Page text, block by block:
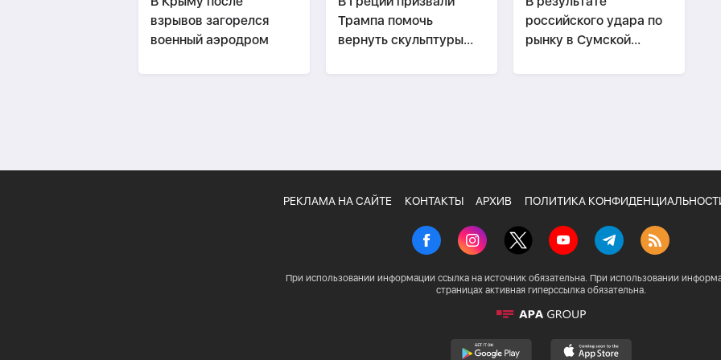
взрывов загорелся
военный аэродром
Трампа помочь
вернуть скульптуры
российского удара по
рынку в Сумской
человек
РЕКЛАМА НА САЙТЕ КОНТАКТЫ АРХИВ ПОЛИТИКА
При использовании информации ссылка на источник обязательна. При использовании
страницах активная гиперссылка обязательна.